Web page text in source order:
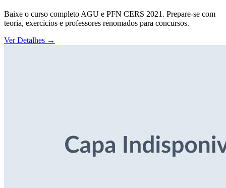
Baixe o curso completo AGU e PFN CERS 2021. Prepare-se com
teoria, exercícios e professores renomados para concursos.
Ver Detalhes →